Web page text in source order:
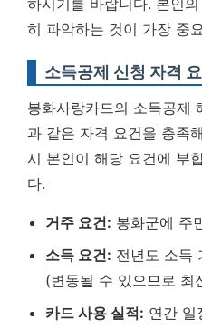
하시기를 바랍니다. 본인
히 파악하는 것이 가장 중
소득공제 신청 자격
봉화사랑카드의 소득공제
과 같은 자격 요건을 충족
시 본인이 해당 요건에 부
다.
거주 요건: 봉화군에 주
소득 요건: 전년도 소득
(변동될 수 있으므로 최
카드 사용 실적: 연간 일